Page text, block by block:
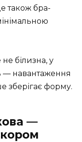
також бра-
білизна, у
— навантаження
зберігає форму.
—